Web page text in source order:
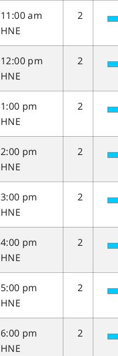
11:00 am
HNE
2
12:00 pm
HNE
2
1:00 pm
HNE
2
2:00 pm
HNE
2
3:00 pm
HNE
2
4:00 pm
HNE
2
5:00 pm
HNE
2
6:00 pm
HNE
2